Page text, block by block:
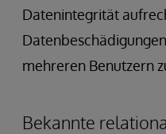
Datenintegrität
mehreren Benutzern
Bekannte